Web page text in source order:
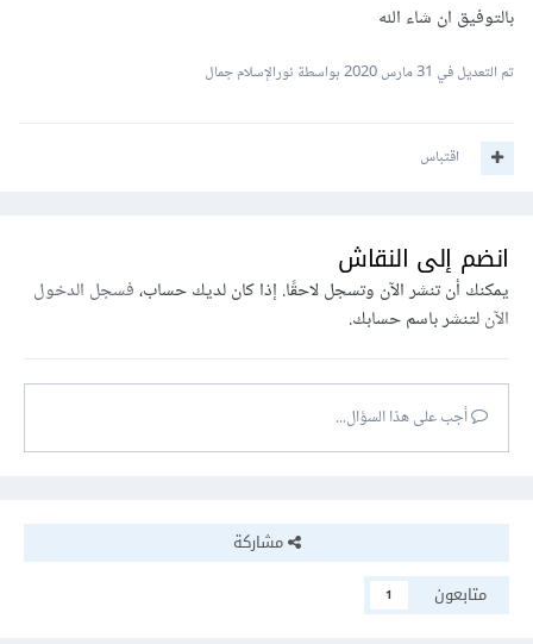
بالتوفيق ان شاء الله
تم التعديل في 31 مارس 2020 بواسطة نورالإسلام جمال
اقتباس
انضم إلى النقاش
يمكنك أن تنشر الآن وتسجل لاحقًا. إذا كان لديك حساب،فسجل الدخول
الآنلتنشر باسم حسابك.
أجب على هذا السؤال...
مشاركة
متابعون
1